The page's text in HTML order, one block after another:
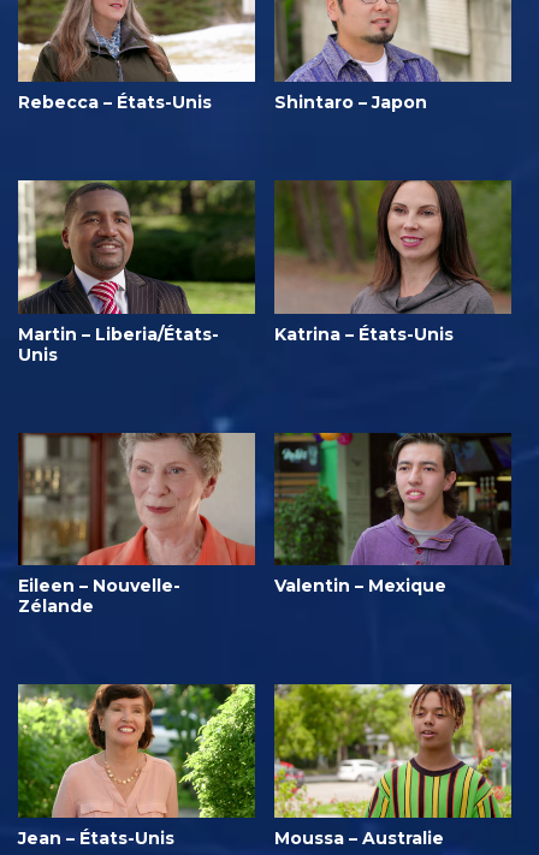
Rebecca – États-Unis Shintaro – Japon
Martin – Liberia/États-
Unis
Katrina – États-Unis
Eileen – Nouvelle-
Zélande
Valentin – Mexique
Jean – États-Unis Moussa – Australie